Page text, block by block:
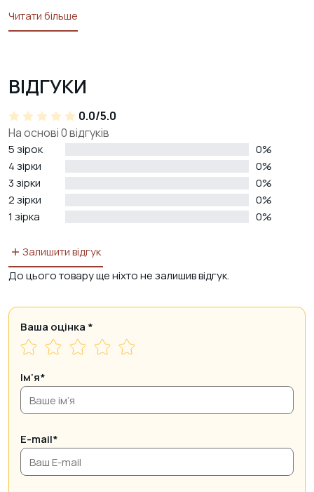
Читати більше
ВІДГУКИ
0.0/5.0
На основі 0 відгуків
5 зірок
0%
4 зірки
0%
3 зірки
0%
2 зірки
0%
1 зірка
0%
Залишити відгук
До цього товару ще ніхто не залишив відгук.
Ваша оцінка *
Ім’я*
E-mail*